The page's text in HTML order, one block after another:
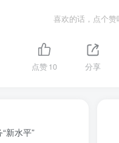
喜欢的话，点个赞
点赞10 分享
新水平”